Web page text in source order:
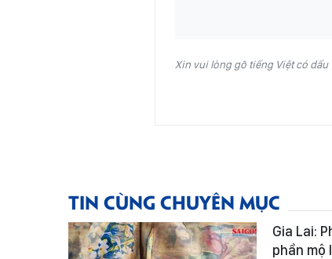
Xin vui lòng gõ tiếng Việt có dấu
TIN CÙNG CHUYÊN MỤC
Gia Lai:
phần mộ